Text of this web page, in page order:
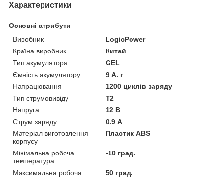
Характеристики
Основні атрибути
Виробник
LogicPower
Країна виробник
Китай
Тип акумулятора
GEL
Ємність акумулятору
9 А. г
Напрацювання
1200 циклів заряду
Тип струмовивіду
T2
Напруга
12 В
Струм заряду
0.9 А
Матеріал виготовлення
корпусу
Пластик ABS
Мінімальна робоча
температура
-10 град.
Максимальна робоча
50 град.